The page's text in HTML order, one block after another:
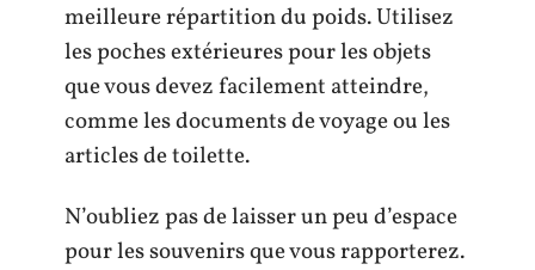
meilleure répartition du poids. Utilisez
les poches extérieures pour les objets
que vous devez facilement atteindre,
comme les documents de voyage ou les
articles de toilette.
N’oubliez pas de laisser un peu d’espace
pour les souvenirs que vous rapporterez.